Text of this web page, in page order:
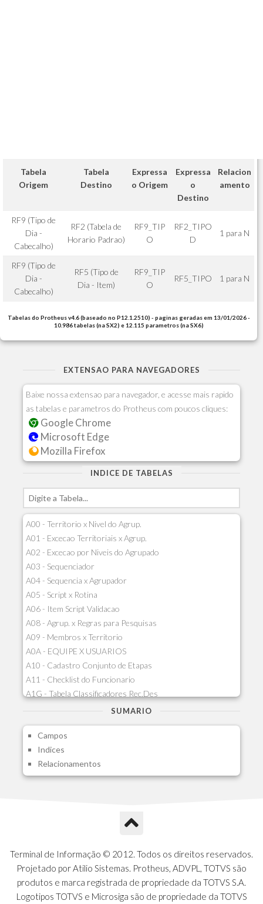
Tabela
Origem
Tabela
Destino
Expressa
o Origem
Expressa
o
Destino
Relacion
amento
RF9 (Tipo de
Dia -
Cabecalho)
RF2 (Tabela de
Horario Padrao)
RF9_TIP
O
RF2_TIPO
D
1 para N
RF9 (Tipo de
Dia -
Cabecalho)
RF5 (Tipo de
Dia - Item)
RF9_TIP
O
RF5_TIPO 1 para N
Tabelas do Protheus v4.6 (baseado no P12.1.2510) - paginas geradas em 13/01/2026 -
10.986 tabelas (na SX2) e 12.115 parametros (na SX6)
EXTENSAO PARA NAVEGADORES
Baixe nossa extensao para navegador, e acesse mais rapido
as tabelas e parametros do Protheus com poucos cliques:
Google Chrome
Microsoft Edge
Mozilla Firefox
INDICE DE TABELAS
A00 - Territorio x Nivel do Agrup.
A01 - Excecao Territoriais x Agrup.
A02 - Excecao por Niveis do Agrupado
A03 - Sequenciador
A04 - Sequencia x Agrupador
A05 - Script x Rotina
A06 - Item Script Validacao
A08 - Agrup. x Regras para Pesquisas
A09 - Membros x Territorio
A0A - EQUIPE X USUARIOS
A10 - Cadastro Conjunto de Etapas
A11 - Checklist do Funcionario
A1G - Tabela Classificadores Rec.Des
A1H - Itens Tabela Classif.Rec.Desp.
A1J - Itens Aglutinadores Visao
A1N - Tipos de Card
A1O - Cards Dashboard
A1P - Tipos de Charts
A1S - Notificacoes do Vendedor
A1U - Intermediadores
A1V - Schemas - Gestao de Vendas
A1W - Campos do Schema
A1X - CFDI Complemento Carta Porte
SUMARIO
Campos
Indices
Relacionamentos
Terminal de Informação © 2012. Todos os direitos reservados.
Projetado por Atilio Sistemas. Protheus, ADVPL, TOTVS são
produtos e marca registrada de propriedade da TOTVS S.A.
Logotipos TOTVS e Microsiga são de propriedade da TOTVS